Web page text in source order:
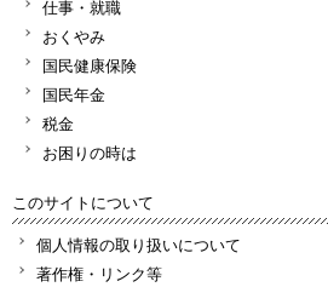
仕事・就職
おくやみ
国民健康保険
国民年金
税金
お困りの時は
このサイトについて
個人情報の取り扱いについて
著作権・リンク等